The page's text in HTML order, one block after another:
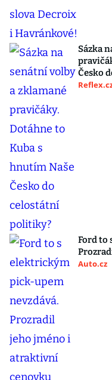
Sázka
Česko
Ford to
Auto.cz